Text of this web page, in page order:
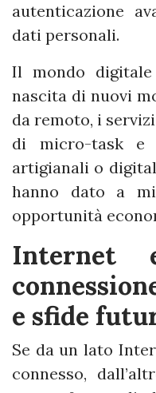
autenticazione
dati personali.
Il mondo
nascita di nuovi
da remoto, i
di micro-task
artigianali o
hanno dato a
opportunità
Internet
e sfide
Se da un lato
connesso,